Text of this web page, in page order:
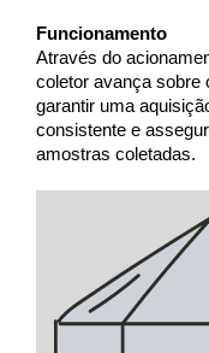
Funcionamento
Através do
coletor avança sobre
garantir uma
consistente e
amostras coletadas.